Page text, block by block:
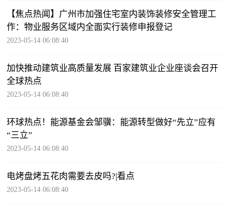
【焦点热闻】广州市加强住宅室内装饰装修安全管理工
作：物业服务区域内全面实行装修申报登记
2023-05-14 06:08:40
加快推动建筑业高质量发展 百家建筑业企业座谈会召开
全球热点
2023-05-14 06:08:40
环球热点！能源基金会邹骥：能源转型做好“先立”应有
“三立”
2023-05-14 06:08:40
电烤盘烤五花肉需要去皮吗?|看点
2023-05-14 06:08:40